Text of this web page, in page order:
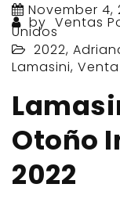
November 4,
by Ventas
Unidos
2022,
Lamasini,
Otoño
2022